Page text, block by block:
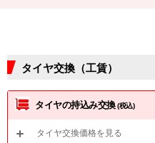
タイヤ交換（工賃）
タイヤの持込み交換(税込)
タイヤ交換価格を見る